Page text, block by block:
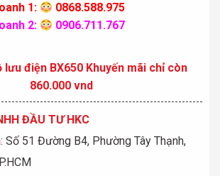
1:
0868.588.975
2:
0906.711.767
lưu điện BX650 Khuyến mãi chỉ còn
860.000 vnd
ĐẦU TƯ HKC
: Số 51 Đường B4, Phường Tây Thạnh,